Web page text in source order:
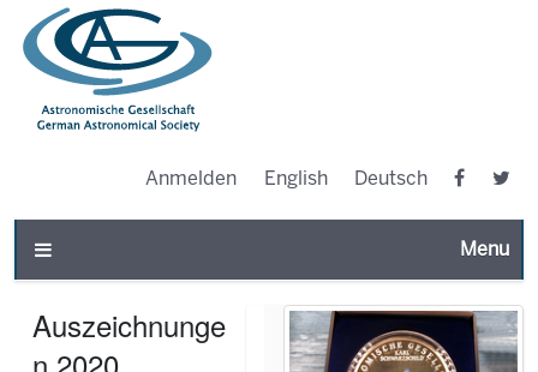
Anmelden English Deutsch
Toggle
Auszeichnunge